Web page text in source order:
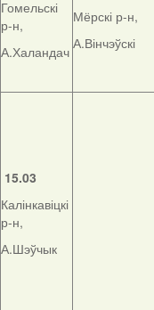
Гомельскі
р-н,
А.Халандач
Мёрскі р-н,
А.Вінчэўскі
15.03
Калінкавіцкі
р-н,
А.Шэўчык